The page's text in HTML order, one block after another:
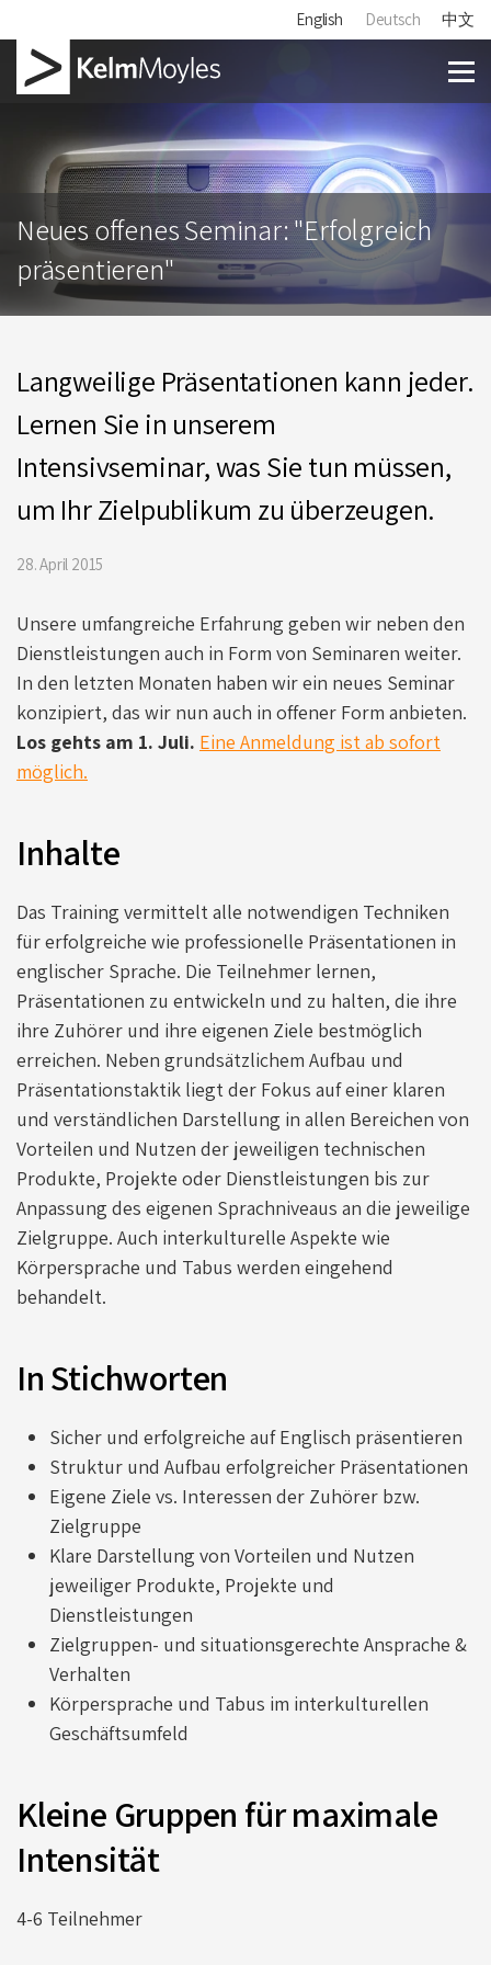
English Deutsch 中文
Neues offenes Seminar: "Erfolgreich
präsentieren"
Langweilige Präsentationen kann jeder.
Lernen Sie in unserem
Intensivseminar, was Sie tun müssen,
um Ihr Zielpublikum zu überzeugen.
28. April 2015
Unsere umfangreiche Erfahrung geben wir neben den
Dienstleistungen auch in Form von Seminaren weiter.
In den letzten Monaten haben wir ein neues Seminar
konzipiert, das wir nun auch in offener Form anbieten.
Los gehts am 1. Juli. Eine Anmeldung ist ab sofort
möglich.
Inhalte
Das Training vermittelt alle notwendigen Techniken
für erfolgreiche wie professionelle Präsentationen in
englischer Sprache. Die Teilnehmer lernen,
Präsentationen zu entwickeln und zu halten, die ihre
ihre Zuhörer und ihre eigenen Ziele bestmöglich
erreichen. Neben grundsätzlichem Aufbau und
Präsentationstaktik liegt der Fokus auf einer klaren
und verständlichen Darstellung in allen Bereichen von
Vorteilen und Nutzen der jeweiligen technischen
Produkte, Projekte oder Dienstleistungen bis zur
Anpassung des eigenen Sprachniveaus an die jeweilige
Zielgruppe. Auch interkulturelle Aspekte wie
Körpersprache und Tabus werden eingehend
behandelt.
In Stichworten
Sicher und erfolgreiche auf Englisch präsentieren
Struktur und Aufbau erfolgreicher Präsentationen
Eigene Ziele vs. Interessen der Zuhörer bzw.
Zielgruppe
Klare Darstellung von Vorteilen und Nutzen
jeweiliger Produkte, Projekte und
Dienstleistungen
Zielgruppen- und situationsgerechte Ansprache &
Verhalten
Körpersprache und Tabus im interkulturellen
Geschäftsumfeld
Kleine Gruppen für maximale
Intensität
4-6 Teilnehmer